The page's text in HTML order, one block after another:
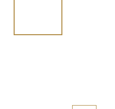
Strojní obrábění